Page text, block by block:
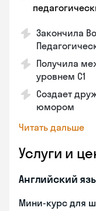
Закончила
Получила
уровнем C1
Создает
юмором
Читать дальше
Услуги и
Английский
Мини-курс для